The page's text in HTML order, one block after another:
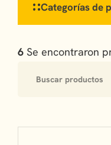
Categorías de
6 Se encontraron